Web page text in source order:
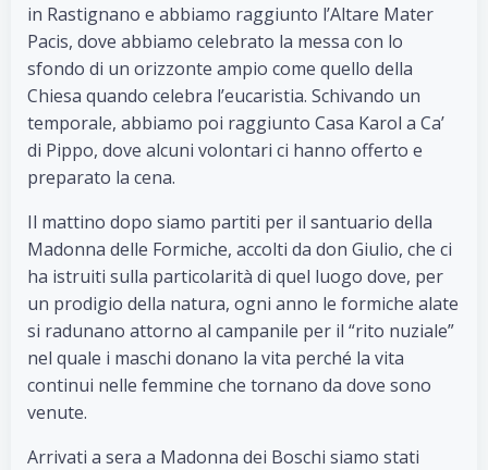
in Rastignano e abbiamo raggiunto l’Altare Mater
Pacis, dove abbiamo celebrato la messa con lo
sfondo di un orizzonte ampio come quello della
Chiesa quando celebra l’eucaristia. Schivando un
temporale, abbiamo poi raggiunto Casa Karol a Ca’
di Pippo, dove alcuni volontari ci hanno offerto e
preparato la cena.
Il mattino dopo siamo partiti per il santuario della
Madonna delle Formiche, accolti da don Giulio, che ci
ha istruiti sulla particolarità di quel luogo dove, per
un prodigio della natura, ogni anno le formiche alate
si radunano attorno al campanile per il “rito nuziale”
nel quale i maschi donano la vita perché la vita
continui nelle femmine che tornano da dove sono
venute.
Arrivati a sera a Madonna dei Boschi siamo stati